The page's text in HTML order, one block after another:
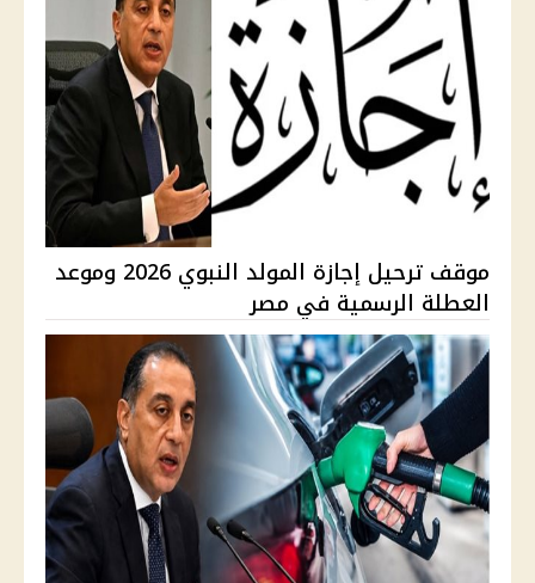
موقف ترحيل إجازة المولد النبوي 2026 وموعد
العطلة الرسمية في مصر